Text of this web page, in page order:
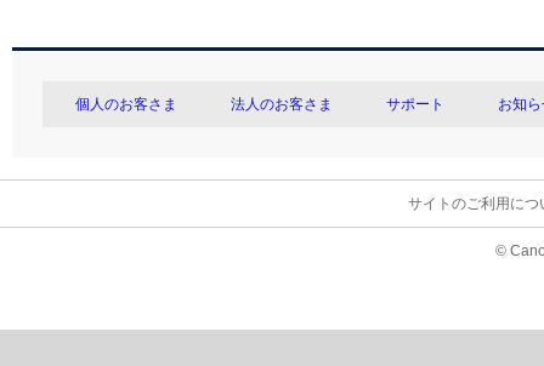
個人のお客さま 法人のお客さま サポート お知
サイトのご利用につ
©